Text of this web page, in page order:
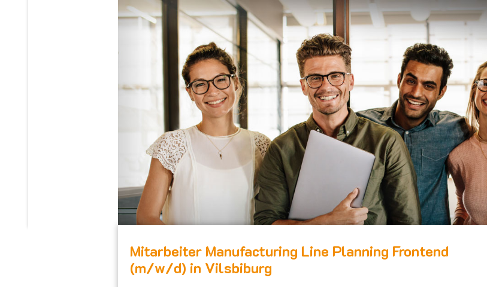
Mitarbeiter Manufacturing Line Planning Frontend
(m/w/d) in Vilsbiburg